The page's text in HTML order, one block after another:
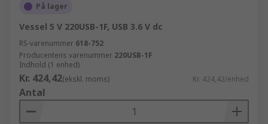
På lager
Vessel 5 V 220USB-1F, USB 3.6 V dc
RS-varenummer 618-752
Producentens varenummer 220USB-1F
Indhold (1 enhed)
Kr. 424,42(ekskl. moms) Kr. 424,42/enhed
Antal